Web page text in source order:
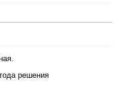
решения